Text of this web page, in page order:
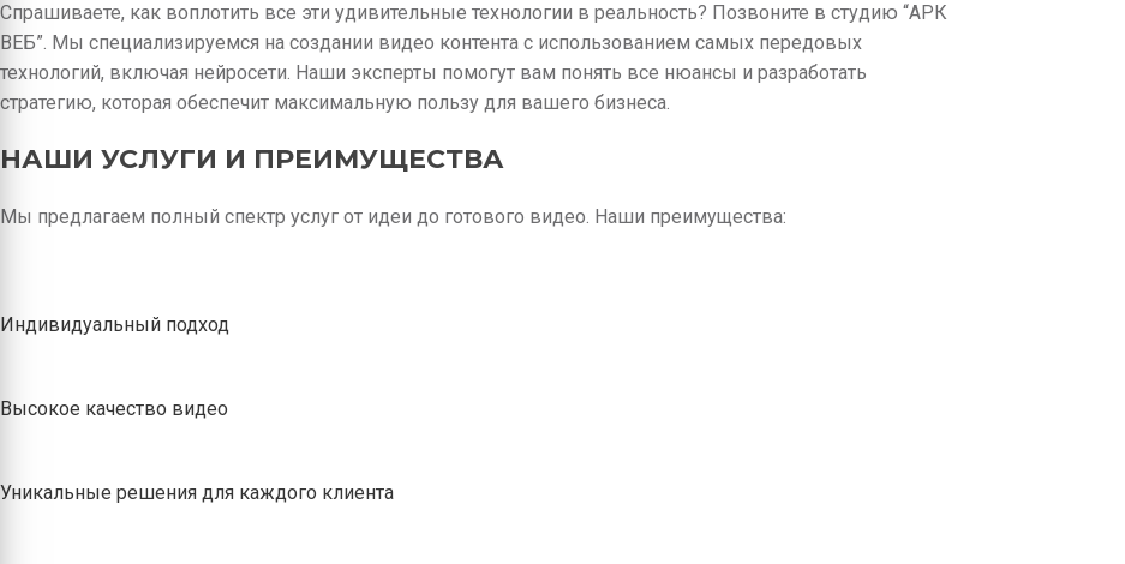
Спрашиваете, как воплотить все эти удивительные технологии в реальность? Позвоните в студию “АРК
ВЕБ”. Мы специализируемся на создании видео контента с использованием самых передовых
технологий, включая нейросети. Наши эксперты помогут вам понять все нюансы и разработать
стратегию, которая обеспечит максимальную пользу для вашего бизнеса.
НАШИ УСЛУГИ И ПРЕИМУЩЕСТВА
Мы предлагаем полный спектр услуг от идеи до готового видео. Наши преимущества:
Индивидуальный подход
Высокое качество видео
Уникальные решения для каждого клиента